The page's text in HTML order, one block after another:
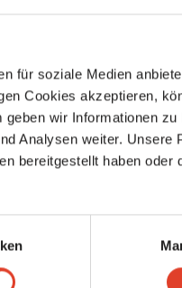
für soziale Medien
Cookies akzeptieren,
wir Informationen zu
Analysen weiter. Unsere
bereitgestellt haben oder